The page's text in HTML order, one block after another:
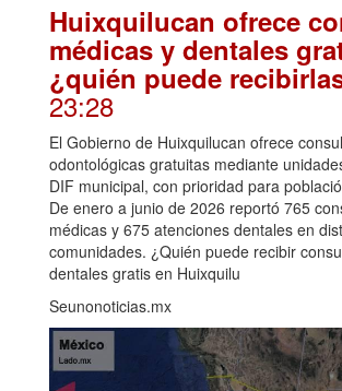
Huixquilucan ofrece
médicas y dentales
¿quién puede
23:28
El Gobierno de Huixquilucan ofrece
odontológicas gratuitas mediante
DIF municipal, con prioridad para
De enero a junio de 2026 reportó 765
médicas y 675 atenciones dentales en
comunidades. ¿Quién puede recibir
dentales gratis en Huixquilu
Seunonoticias.mx